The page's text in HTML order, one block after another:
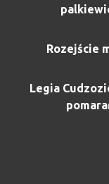
Rozejście
Legia